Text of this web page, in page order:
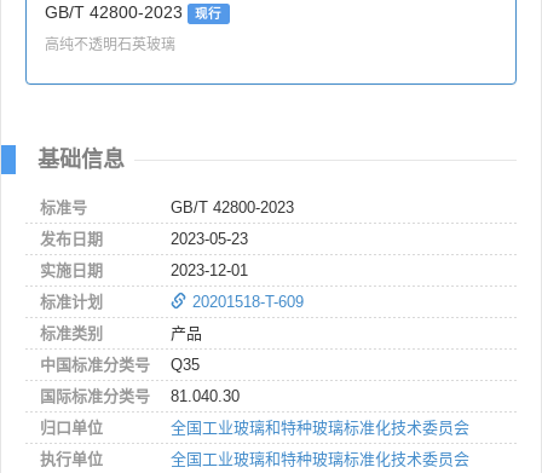
GB/T 42800-2023 现行
高纯不透明石英玻璃
基础信息
标准号
GB/T 42800-2023
发布日期
2023-05-23
实施日期
2023-12-01
标准计划
20201518-T-609
标准类别
产品
中国标准分类号
Q35
国际标准分类号
81.040.30
归口单位
全国工业玻璃和特种玻璃标准化技术委员会
执行单位
全国工业玻璃和特种玻璃标准化技术委员会